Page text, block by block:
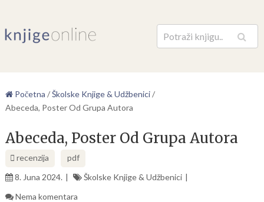
Pretraga
Početna /Školske Knjige & Udžbenici/
Abeceda, Poster Od Grupa Autora
Abeceda, Poster Od Grupa Autora
recenzija
pdf
8. Juna 2024.
Školske Knjige & Udžbenici
Nema komentara